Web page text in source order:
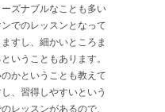
ズナブルなことも多い
でのレッスンとなって
すし、細かいところま
いうこともあります。
かということも教えて
、習得しやすいという
レッスンがあるので、